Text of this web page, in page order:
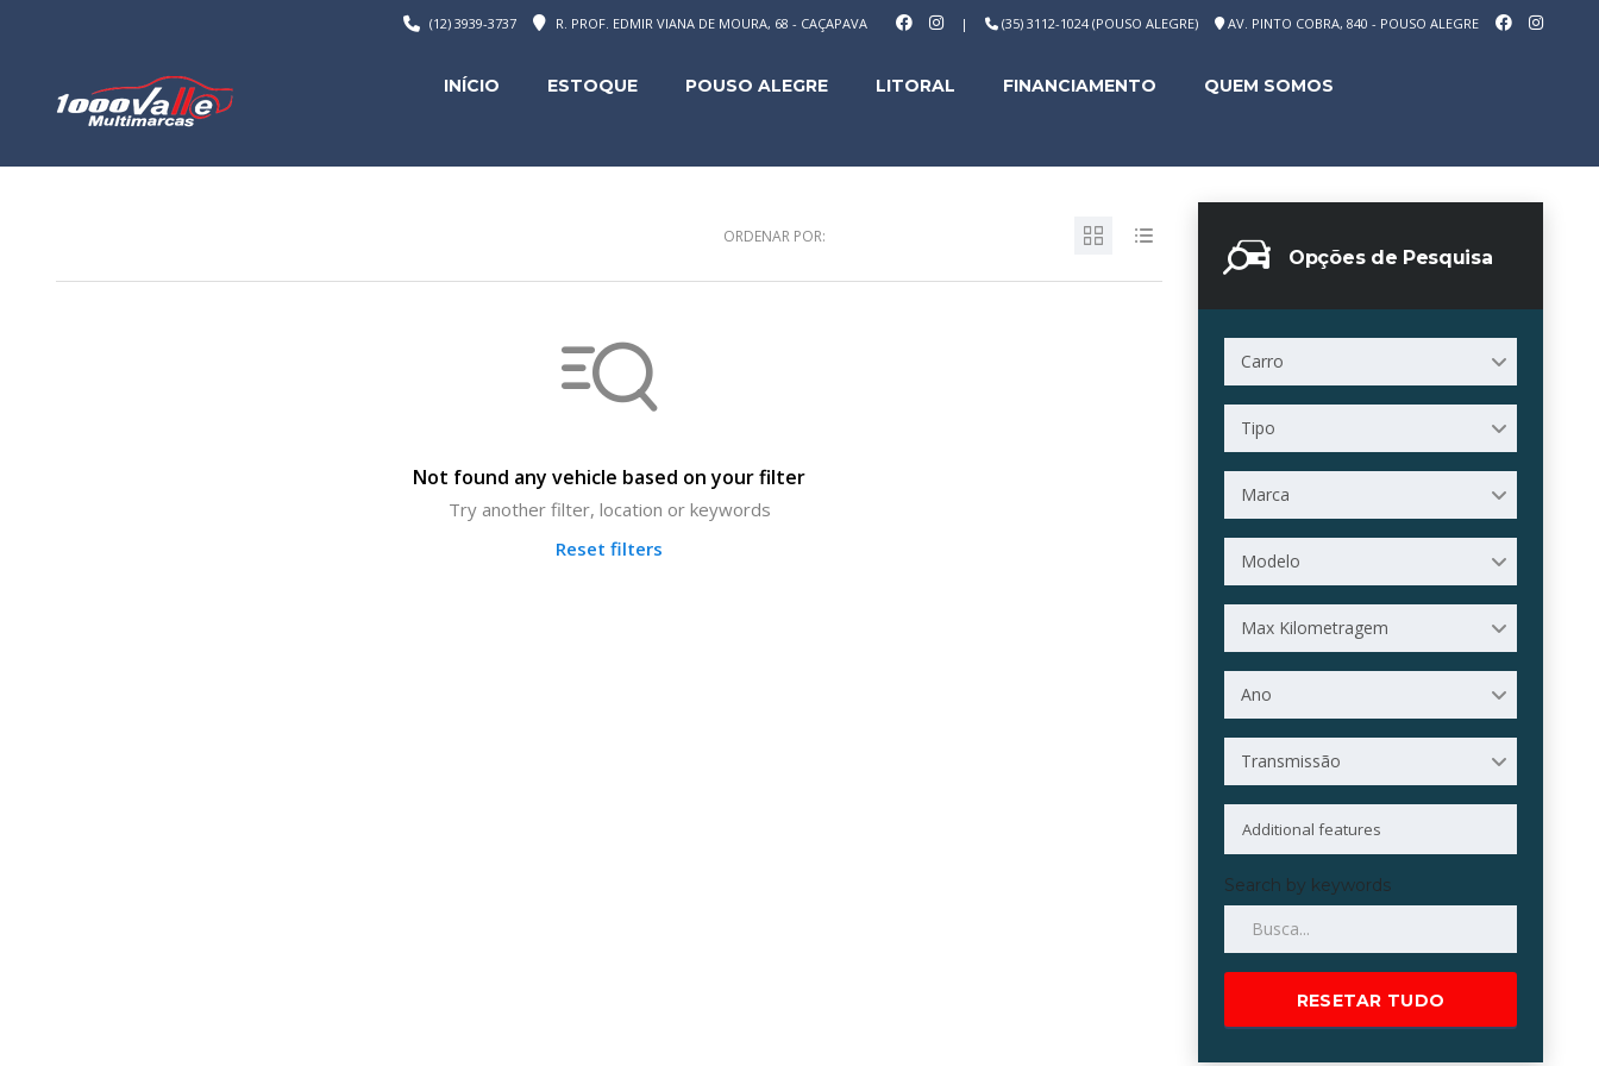
| (35) 3112-1024 (POUSO ALEGRE) AV. PINTO COBRA, 840 - POUSO ALEGRE
R. PROF. EDMIR VIANA DE MOURA, 68 - CAÇAPAVA
(12) 3939-3737
INÍCIO ESTOQUE POUSO ALEGRE LITORAL FINANCIAMENTO QUEM SOMOS
Opções de Pesquisa
Carro
Tipo
Marca
Modelo
Max Kilometragem
Ano
Transmissão
Search by keywords
RESETAR TUDO
ORDENAR POR:
Not found any vehicle based on your filter
Try another filter, location or keywords
Reset filters